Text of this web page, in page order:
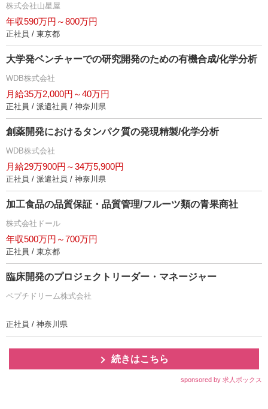
株式会社山星屋
年収590万円～800万円
正社員 / 東京都
大学発ベンチャーでの研究開発のための有機合成/化学分析
WDB株式会社
月給35万2,000円～40万円
正社員 / 派遣社員 / 神奈川県
創薬開発におけるタンパク質の発現精製/化学分析
WDB株式会社
月給29万900円～34万5,900円
正社員 / 派遣社員 / 神奈川県
加工食品の品質保証・品質管理/フルーツ類の青果商社
株式会社ドール
年収500万円～700万円
正社員 / 東京都
臨床開発のプロジェクトリーダー・マネージャー
ペプチドリーム株式会社
正社員 / 神奈川県
続きはこちら
sponsored by 求人ボックス